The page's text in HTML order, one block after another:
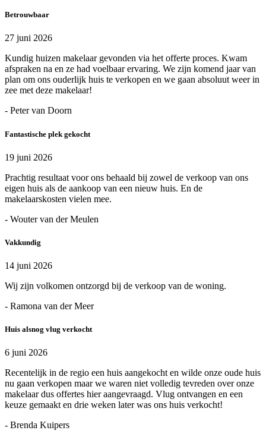
Betrouwbaar
27 juni 2026
Kundig huizen makelaar gevonden via het offerte proces. Kwam
afspraken na en ze had voelbaar ervaring. We zijn komend jaar van
plan om ons ouderlijk huis te verkopen en we gaan absoluut weer in
zee met deze makelaar!
- Peter van Doorn
Fantastische plek gekocht
19 juni 2026
Prachtig resultaat voor ons behaald bij zowel de verkoop van ons
eigen huis als de aankoop van een nieuw huis. En de
makelaarskosten vielen mee.
- Wouter van der Meulen
Vakkundig
14 juni 2026
Wij zijn volkomen ontzorgd bij de verkoop van de woning.
- Ramona van der Meer
Huis alsnog vlug verkocht
6 juni 2026
Recentelijk in de regio een huis aangekocht en wilde onze oude huis
nu gaan verkopen maar we waren niet volledig tevreden over onze
makelaar dus offertes hier aangevraagd. Vlug ontvangen en een
keuze gemaakt en drie weken later was ons huis verkocht!
- Brenda Kuipers